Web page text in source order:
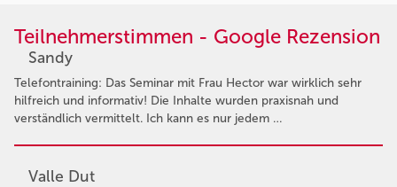
Teilnehmerstimmen - Google Rezension
Sandy
Telefontraining: Das Seminar mit Frau Hector war wirklich sehr
hilfreich und informativ! Die Inhalte wurden praxisnah und
verständlich vermittelt. Ich kann es nur jedem …
Valle Dut